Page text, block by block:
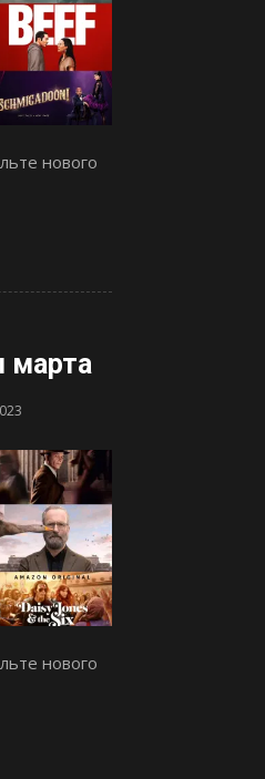
нового
марта
нового